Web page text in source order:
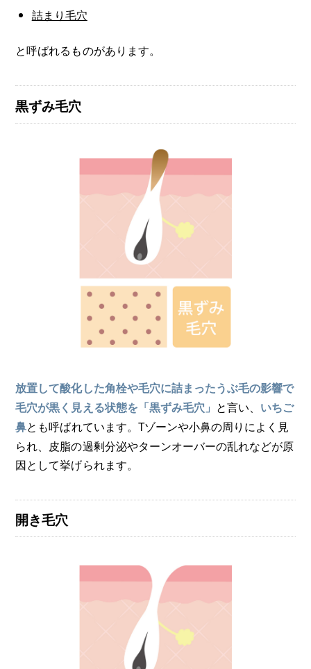
詰まり毛穴
と呼ばれるものがあります。
黒ずみ毛穴
放置して酸化した角栓や毛穴に詰まったうぶ毛の影響で
毛穴が黒く見える状態を「黒ずみ毛穴」 と言い、 いちご
鼻とも呼ばれています。Tゾーンや小鼻の周りによく見
られ、皮脂の過剰分泌やターンオーバーの乱れなどが原
因として挙げられます。
開き毛穴